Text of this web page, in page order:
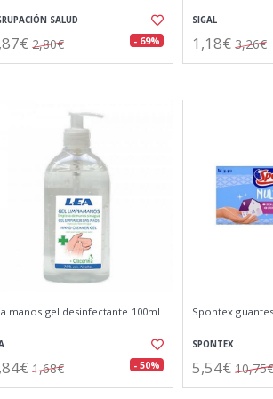
SALUD
2,80€ - 69%
SIGAL
1,18€ 3,26€
manos gel desinfectante 100ml
1,68€ - 50%
Spontex
SPONTEX
5,54€ 10,75€